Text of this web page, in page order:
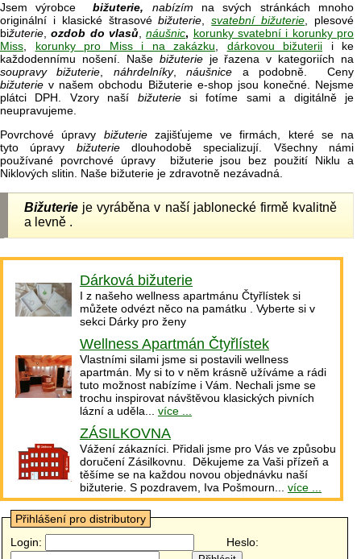
Jsem výrobce bižuterie, nabízím na svých stránkách mnoho
originální i klasické štrasovébižuterie ,svatební bižuterie , plesové
bižuterie ,ozdob do vlasů ,náušnic, korunky svatební i korunky pro
Miss
korunky pro Miss i na zakázku dárkovou bižuterii i ke
každodennímu nošení. Naše bižuterieje řazena v kategoriích na
soupravy bižuterie
náhrdelníky,náušnice a podobně. Ceny
bižuterie v našem obchodu Bižuterie e-shop jsou konečné. Nejsme
plátci DPH. Vzory naší bižuteriesi fotíme sami a digitálně je
neupravujeme.
Povrchové úpravy bižuteriezajišťujeme ve firmách, které se na
tyto úpravy bižuteriedlouhodobě specializují. Všechny námi
používané povrchové úpravy bižuterie jsou bez použití Niklu a
Niklových slitin. Naše bižuterie je zdravotně nezávadná.
Bižuterie je vyráběna v naší jablonecké firmě kvalitně
a levně .
Dárková bižuterie
I z našeho wellness apartmánu Čtyřlístek si
můžete odvézt něco na památku . Vyberte si v
sekci Dárky pro ženy
Wellness Apartmán Čtyřlístek
Vlastními silami jsme si postavili wellness
apartmán. My si to v něm krásně užíváme a rádi
tuto možnost nabízíme i Vám. Nechali jsme se
trochu inspirovat návštěvou klasických pivních
lázní a uděla... více ...
ZÁSILKOVNA
Vážení zákazníci. Přidali jsme pro Vás ve způsobu
doručení Zásilkovnu. Děkujeme za Vaši přízeň a
těšíme se na každou novou objednávku naší
bižuterie. S pozdravem, Iva Pošmourn... více ...
Přihlášení pro distributory
Login:
Heslo: